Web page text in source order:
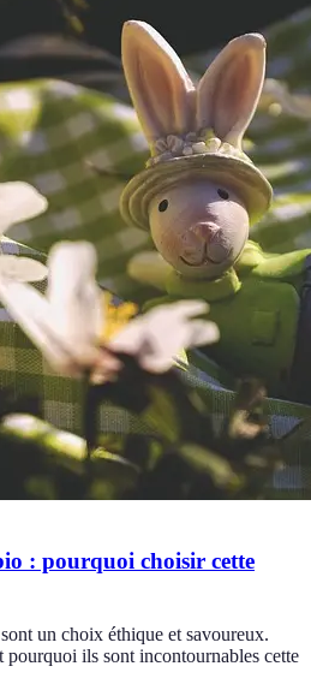
: pourquoi choisir cette
un choix éthique et savoureux.
pourquoi ils sont incontournables cette